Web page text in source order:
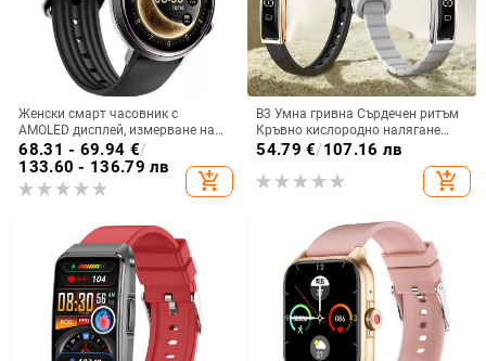
Женски смарт часовник с
AMOLED дисплей, измерване на
сърдечната честота, кръвното
налягане, кислород в кръвта,
водоустойчивост 5ATM
68.31 - 69.94 €/
133.60 - 136.79 лв
add_shopping_cart
B3 Умна гривна Сърдечен ритъм
Кръвно кислородно налягане
Сън Педометър Спорт Женско
54.79 €/107.16 лв
add_shopping_cart